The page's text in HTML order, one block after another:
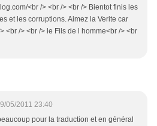
<br /> <br /> <br /> Bientot finis les
et les corruptions. Aimez la Verite car
<br /> <br /> le Fils de l homme<br /> <br
05/2011 23:40
pour la traduction et en général